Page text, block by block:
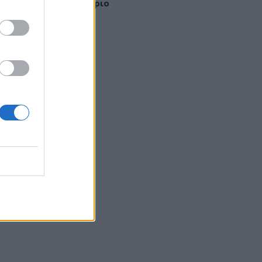
φταίει μόνο το χλώριο